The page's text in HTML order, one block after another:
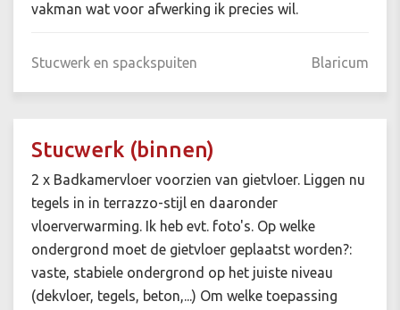
vakman wat voor afwerking ik precies wil.
Stucwerk en spackspuiten Blaricum
Stucwerk (binnen)
2 x Badkamervloer voorzien van gietvloer. Liggen nu
tegels in in terrazzo-stijl en daaronder
vloerverwarming. Ik heb evt. foto's. Op welke
ondergrond moet de gietvloer geplaatst worden?:
vaste, stabiele ondergrond op het juiste niveau
(dekvloer, tegels, beton,...) Om welke toepassing